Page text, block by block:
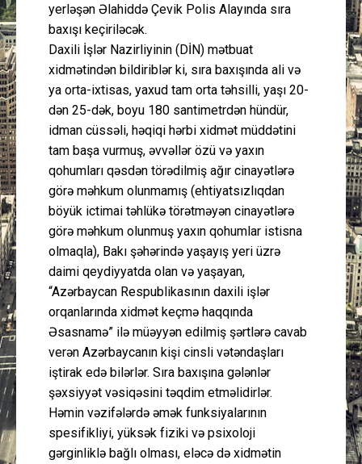
yerləşən Əlahiddə Çevik Polis Alayında sıra
baxışı keçiriləcək.
Daxili İşlər Nazirliyinin (DİN) mətbuat
xidmətindən bildiriblər ki, sıra baxışında ali və
ya orta-ixtisas, yaxud tam orta təhsilli, yaşı 20-
dən 25-dək, boyu 180 santimetrdən hündür,
idman cüssəli, həqiqi hərbi xidmət müddətini
tam başa vurmuş, əvvəllər özü və yaxın
qohumları qəsdən törədilmiş ağır cinayətlərə
görə məhkum olunmamış (ehtiyatsızlıqdan
böyük ictimai təhlükə törətməyən cinayətlərə
görə məhkum olunmuş yaxın qohumlar istisna
olmaqla), Bakı şəhərində yaşayış yeri üzrə
daimi qeydiyyatda olan və yaşayan,
“Azərbaycan Respublikasının daxili işlər
orqanlarında xidmət keçmə haqqında
Əsasnamə” ilə müəyyən edilmiş şərtlərə cavab
verən Azərbaycanın kişi cinsli vətəndaşları
iştirak edə bilərlər. Sıra baxışına gələnlər
şəxsiyyət vəsiqəsini təqdim etməlidirlər.
Həmin vəzifələrdə əmək funksiyalarının
spesifikliyi, yüksək fiziki və psixoloji
gərginliklə bağlı olması, eləcə də xidmətin